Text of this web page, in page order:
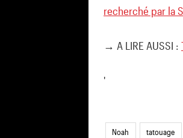
recherché par la
→ A LIRE AUSSI :
'
Noah tatouage